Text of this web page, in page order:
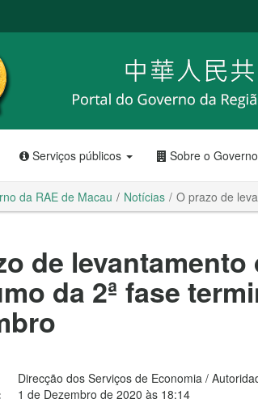
Serviços públicos Sobre o Governo
da RAE de Macau Notícias O prazo de
de
da 2ª fase
Direcção dos Serviços de Economia /
1 de Dezembro de 2020 às 18:14